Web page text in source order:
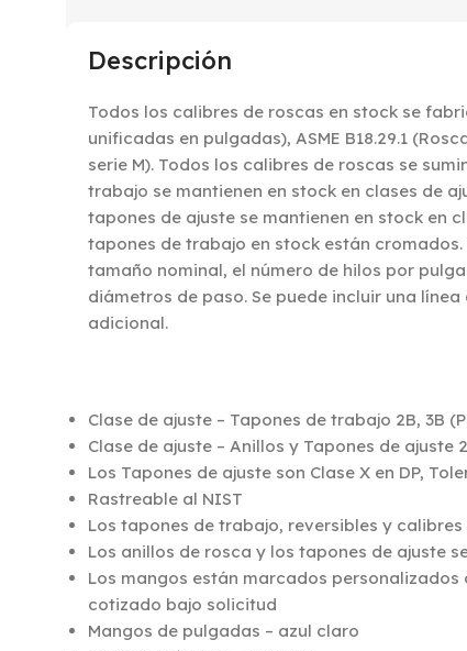
Descripción
Todos los calibres de roscas en stock se
unificadas en pulgadas), ASME B18.29.1
serie M). Todos los calibres de roscas se
trabajo se mantienen en stock en clases de
tapones de ajuste se mantienen en stock en
tapones de trabajo en stock están
tamaño nominal, el número de hilos por
diámetros de paso. Se puede incluir una
adicional.
Clase de ajuste – Tapones de trabajo 2B, 3B
Clase de ajuste – Anillos y Tapones de ajuste
Los Tapones de ajuste son Clase X en DP,
Rastreable al NIST
Los tapones de trabajo, reversibles y
Los anillos de rosca y los tapones de ajuste
Los mangos están marcados
cotizado bajo solicitud
Mangos de pulgadas – azul claro